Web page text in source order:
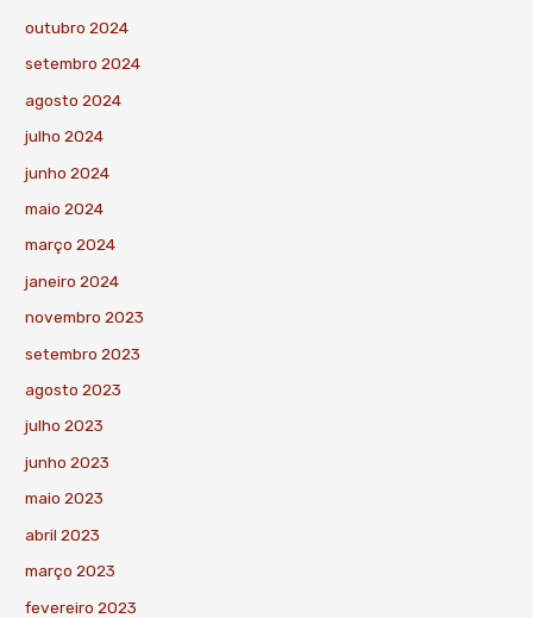
outubro 2024
setembro 2024
agosto 2024
julho 2024
junho 2024
maio 2024
março 2024
janeiro 2024
novembro 2023
setembro 2023
agosto 2023
julho 2023
junho 2023
maio 2023
abril 2023
março 2023
fevereiro 2023